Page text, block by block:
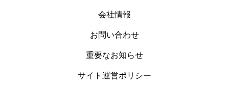
会社情報
お問い合わせ
重要なお知らせ
サイト運営ポリシー